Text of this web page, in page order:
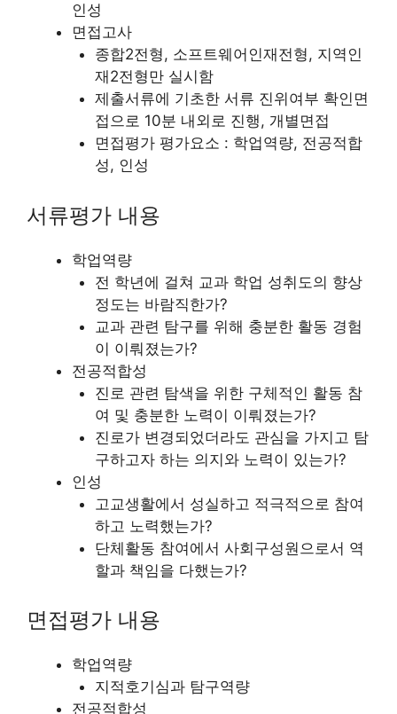
인성
면접고사
종합2전형, 소프트웨어인재전형, 지역인
재2전형만 실시함
제출서류에 기초한 서류 진위여부 확인면
접으로 10분 내외로 진행, 개별면접
면접평가 평가요소 : 학업역량, 전공적합
성, 인성
서류평가 내용
학업역량
전 학년에 걸쳐 교과 학업 성취도의 향상
정도는 바람직한가?
교과 관련 탐구를 위해 충분한 활동 경험
이 이뤄졌는가?
전공적합성
진로 관련 탐색을 위한 구체적인 활동 참
여 및 충분한 노력이 이뤄졌는가?
진로가 변경되었더라도 관심을 가지고 탐
구하고자 하는 의지와 노력이 있는가?
인성
고교생활에서 성실하고 적극적으로 참여
하고 노력했는가?
단체활동 참여에서 사회구성원으로서 역
할과 책임을 다했는가?
면접평가 내용
학업역량
지적호기심과 탐구역량
전공적합성